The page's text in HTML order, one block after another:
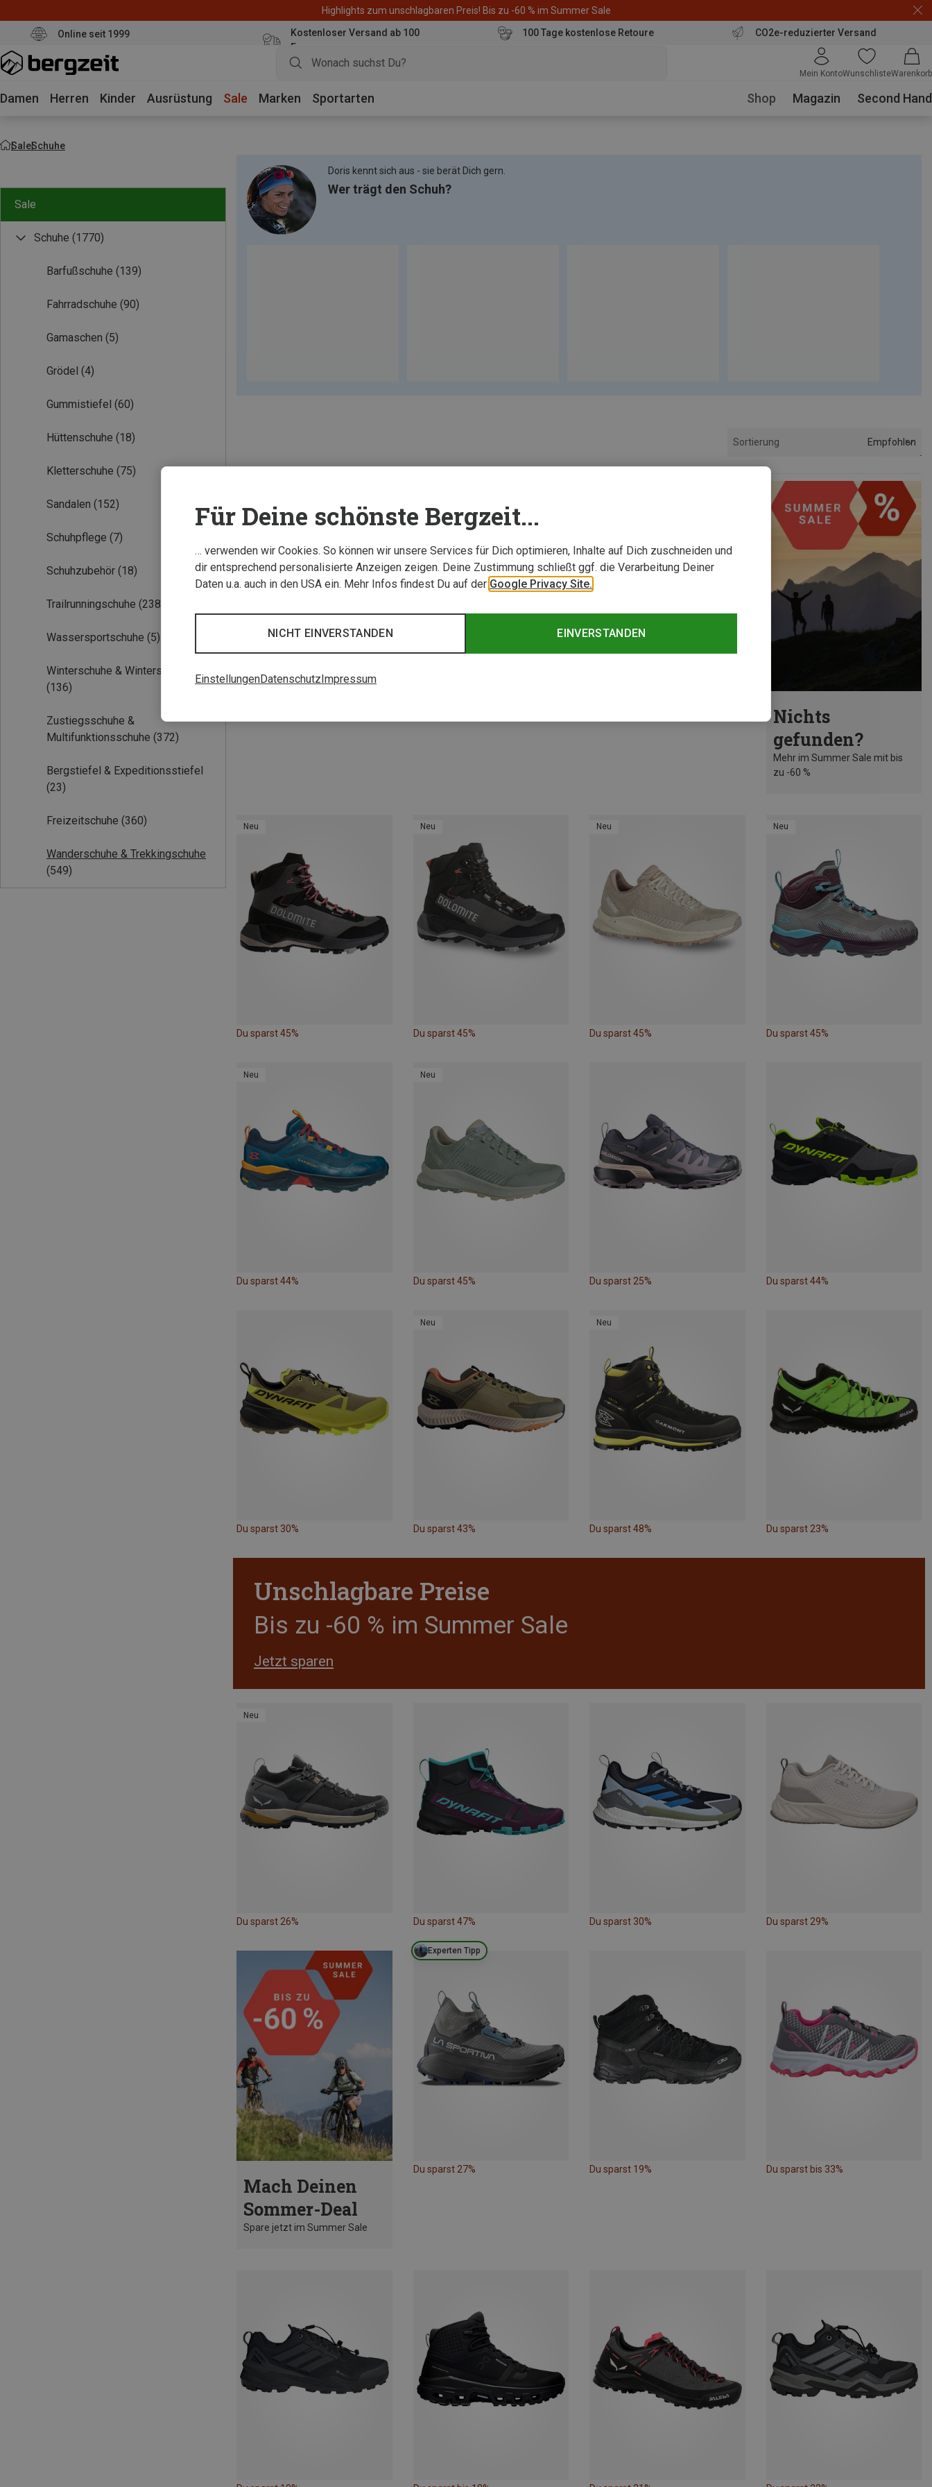
Highlights zum unschlagbaren Preis! Bis zu -60 % im Summer Sale
Online seit 1999
Kostenloser Versand ab 100
Euro
100 Tage kostenlose Retoure CO2e-reduzierter Versand
Mein KontoWunschlisteWarenkorb
Damen Herren Kinder Ausrüstung Sale Marken Sportarten Shop Magazin Second Hand
SaleSchuhe
Sale
Schuhe (1770)
Barfußschuhe (139)
Fahrradschuhe (90)
Gamaschen (5)
Grödel (4)
Gummistiefel (60)
Hüttenschuhe (18)
Kletterschuhe (75)
Sandalen (152)
Schuhpflege (7)
Schuhzubehör (18)
Trailrunningschuhe (238)
Wassersportschuhe (5)
Winterschuhe & Winterstiefel
(136)
Zustiegsschuhe &
Multifunktionsschuhe (372)
Bergstiefel & Expeditionsstiefel
(23)
Freizeitschuhe (360)
Wanderschuhe & Trekkingschuhe
(549)
Doris kennt sich aus - sie berät Dich gern.
Wer trägt den Schuh?
Sortierung Empfohlen
Nichts
gefunden?
Mehr im Summer Sale mit bis
zu -60 %
Neu
Du sparst 45%
Neu
Du sparst 45%
Neu
Du sparst 45%
Neu
Du sparst 45%
Neu
Du sparst 44%
Neu
Du sparst 45% Du sparst 25% Du sparst 44%
Du sparst 30%
Neu
Du sparst 43%
Neu
Du sparst 48% Du sparst 23%
Unschlagbare Preise
Bis zu -60 % im Summer Sale
Jetzt sparen
Neu
Du sparst 26% Du sparst 47% Du sparst 30% Du sparst 29%
Mach Deinen
Sommer-Deal
Spare jetzt im Summer Sale
Experten Tipp
Du sparst 27% Du sparst 19% Du sparst bis 33%
Für Deine schönste Bergzeit...
… verwenden wir Cookies. So können wir unsere Services für Dich optimieren, Inhalte auf Dich zuschneiden und
dir entsprechend personalisierte Anzeigen zeigen. Deine Zustimmung schließt ggf. die Verarbeitung Deiner
Daten u.a. auch in den USA ein. Mehr Infos findest Du auf der Google Privacy Site.
EINVERSTANDEN
NICHT EINVERSTANDEN
EinstellungenDatenschutzImpressum